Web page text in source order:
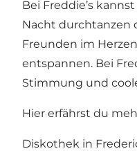
Bei Freddie’s
Nacht durchtanzen
Freunden im
entspannen. Bei
Stimmung und
Hier erfährst du
Diskothek in